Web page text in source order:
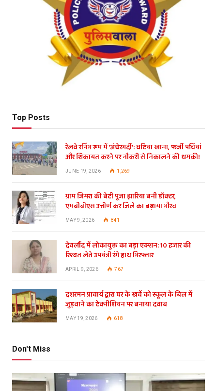
Top Posts
रेलवे रनिंग रूम में ‘अंधेरगर्दी’: घटिया खाना, फर्जी पर्चियां
और शिकायत करने पर नौकरी से निकालने की धमकी!
JUNE 19, 2026 1,269
ग्राम जिमरा की बेटी पूजा झारिया बनी डॉक्टर,
एमबीबीएस उत्तीर्ण कर जिले का बढ़ाया गौरव
MAY 9, 2026 841
देवलौंद में लोकायुक्त का बड़ा एक्शन: 10 हजार की
रिश्वत लेते उपयंत्री रंगे हाथ गिरफ्तार
APRIL 9, 2026 767
दशरमन प्राचार्य द्वारा घर के खर्चे को स्कूल के बिल में
जुड़वाने का टेक्नीशियन पर बनाया दवाब
MAY 19, 2026 618
Don't Miss